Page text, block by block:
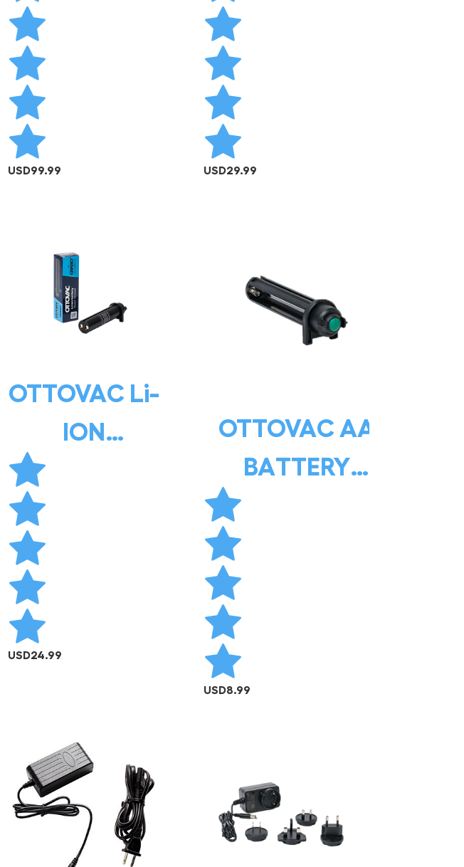
USD99.99 USD29.99
OTTOVAC Li-
ION
BATTERY
USD24.99
OTTOVAC AA
BATTERY
COMPARTMENT
USD8.99